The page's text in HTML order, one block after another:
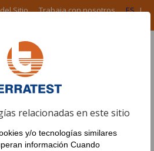
Sitio Trabaja con nosotrosESI
CORPORATIVA
EL MUNDO
relacionadas en este sitio
y/o tecnologías similares
información Cuando